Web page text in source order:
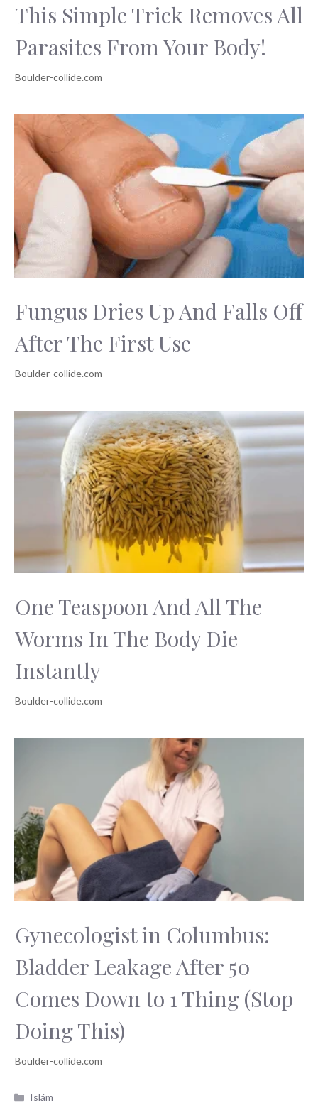
This Simple Trick Removes All
Parasites From Your Body!
Fungus Dries Up And Falls Off
After The First Use
One Teaspoon And All The
Worms In The Body Die
Instantly
Gynecologist in Columbus:
Bladder Leakage After 50
Comes Down to 1 Thing (Stop
Doing This)
Rubriky
Islám